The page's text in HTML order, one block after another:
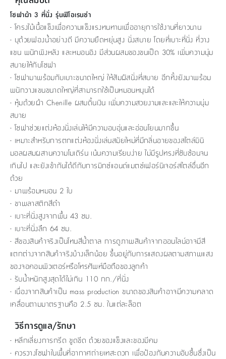
โซฟาผ้า 3 ที่นั่ง รุ่นฟิโอเรนซ่า
- โครงไม้เนื้อแข็งเพื่อความแข็งแรงทนทานเพื่ออายุการใช้งานที่ยาวนาน
- บุด้วยฟองน้ำอย่างดี มีความยืดหยุ่นสูง นั่งสบาย โดยที่เบาะที่นั่ง ที่วาง
แขน พนักพิงหลัง และหมอนอิง มีส่วนผสมของขนเป็ด 30% เพิ่มความนุ่ม
สบายให้กับโซฟา
- โซฟามาพร้อมกับเบาะขนาดใหญ่ ให้สัมผัสนั่งที่สบาย อีกทั้งยังมาพร้อม
พนักวางแขนขนาดใหญ่ที่สามารถใช้เป็นหมอนหนุนได้
- หุ้มด้วยผ้า Chenille ผสมดิ้นเงิน เพิ่มความสวยงามและและให้ความนุ่ม
สบาย
- โซฟาช่วยแต่งห้องนั่งเล่นให้มีความอบอุ่นและอ่อนโยนมากขึ้น
- เหมาะสำหรับการตกแต่งห้องนั่งเล่นสมัยใหม่ที่มีกลิ่นอายของสไตล์มินิ
มอลผสมผสานความโมเดิร์น เน้นความเรียบง่าย ไม่มีรูปทรงที่ซับซ้อนจน
เกินไป และยังเข้ากันได้ดีกับการมิกซ์แอนด์แมตช์เฟอร์นิเจอร์สไตล์อื่นอีก
ด้วย
- มาพร้อมหมอน 2 ใบ
- ขาพลาสติกสีดำ
- เบาะที่นั่งสูงจากพื้น 43 ซม.
- เบาะที่นั่งลึก 64 ซม.
- สีของสินค้าจริงเป็นโทนสีน้ำตาล การดูภาพสินค้าจากออนไลน์อาจมีสี
แตกต่างจากสินค้าจริงบ้างเล็กน้อย ขึ้นอยู่กับการแสดงผลตามสภาพแสง
ของจอคอมพิวเตอร์หรือโทรศัพท์มือถือของลูกค้า
- รับน้ำหนักสูงสุดได้ไม่เกิน 110 กก./ที่นั่ง
- เนื่องจากสินค้าเป็น mass production ขนาดของสินค้าอาจมีความคลาด
เคลื่อนตามมาตรฐานคือ 2.5 ซม. ในแต่ละล็อต
วิธีการดูแล/รักษา
- หลีกเลี่ยงการกรีด ขูดขีด ด้วยของแข็งและของมีคม
- ควรวางโซฟาในพื้นที่อากาศถ่ายเทสะดวก เพื่อป้องกันความอับชื้นซึ่งเป็น